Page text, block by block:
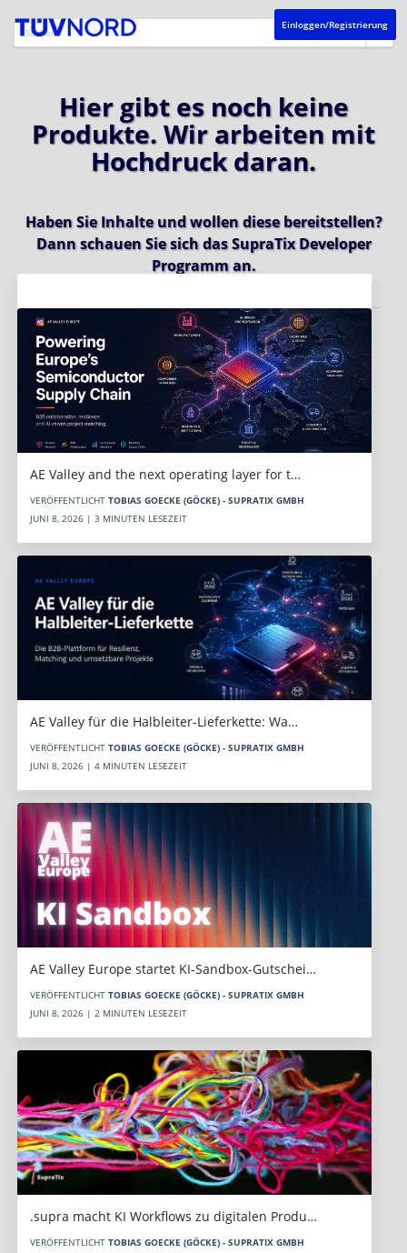
Einloggen/Registrierung
Hier gibt es noch keine
Produkte. Wir arbeiten mit
Hochdruck daran.
Haben Sie Inhalte und wollen diese bereitstellen?
Dann schauen Sie sich dasSupraTix Developer
Programman.
AE Valley and the next operating layer for t…
VERÖFFENTLICHT TOBIAS GOECKE (GÖCKE) - SUPRATIX GMBH
JUNI 8, 2026 | 3 MINUTEN LESEZEIT
AE Valley für die Halbleiter-Lieferkette: Wa…
VERÖFFENTLICHT TOBIAS GOECKE (GÖCKE) - SUPRATIX GMBH
JUNI 8, 2026 | 4 MINUTEN LESEZEIT
AE Valley Europe startet KI-Sandbox-Gutschei…
VERÖFFENTLICHT TOBIAS GOECKE (GÖCKE) - SUPRATIX GMBH
JUNI 8, 2026 | 2 MINUTEN LESEZEIT
.supra macht KI Workflows zu digitalen Produ…
VERÖFFENTLICHT TOBIAS GOECKE (GÖCKE) - SUPRATIX GMBH